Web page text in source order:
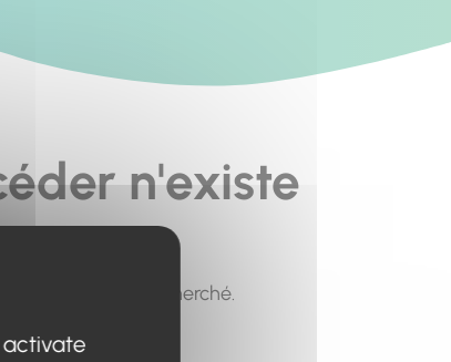
n'existe
le contenu recherché.
activate